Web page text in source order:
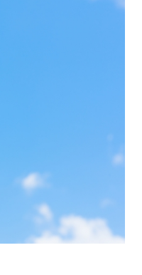
探していて外車王の
をわかってくれるか
選んでよかったです。
できました。